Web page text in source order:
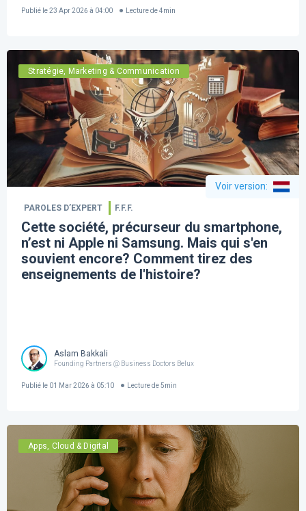
Publié le23 Apr 2026 à 04:00 Lecture de 4min
Stratégie, Marketing & Communication
Voir version:
PAROLES D’EXPERT F.F.F.
Cette société, précurseur du smartphone,
n’est ni Apple ni Samsung. Mais qui s'en
souvient encore? Comment tirez des
enseignements de l'histoire?
Aslam Bakkali
Founding Partners @ Business Doctors Belux
Publié le 01 Mar 2026 à 05:10 Lecture de 5min
Apps, Cloud & Digital